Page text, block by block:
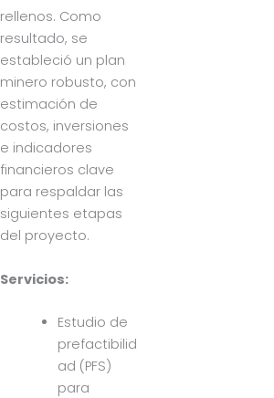
rellenos. Como
resultado, se
estableció un plan
minero robusto, con
estimación de
costos, inversiones
e indicadores
financieros clave
para respaldar las
siguientes etapas
del proyecto.
Servicios:
Estudio de
prefactibilid
ad (PFS)
para